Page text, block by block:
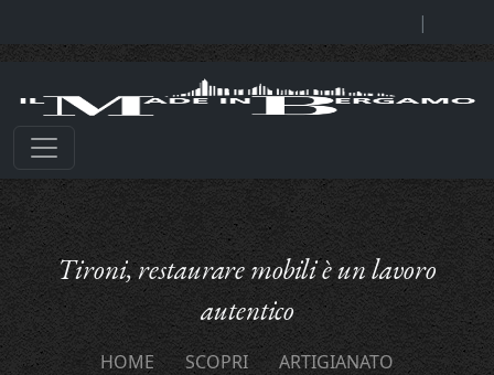
|
Tironi, restaurare mobili è un lavoro
autentico
HOME SCOPRI ARTIGIANATO